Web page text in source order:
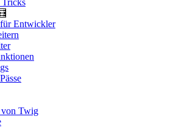
auf dieser Seite gefunden?
Seite auf GitHub melden
Entwickler
Twig